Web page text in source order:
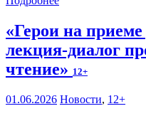
«Герои на
лекция-диалог
чтение» 12+
01.06.2026 Новости, 12+